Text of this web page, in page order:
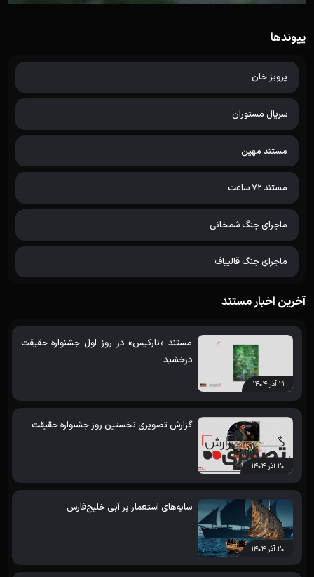
پیوندها
پرویز خان
سریال مستوران
مستند مهین
مستند 72 ساعت
ماجرای جنگ شمخانی
ماجرای جنگ قالیباف
آخرین اخبار مستند
۲۱ آذر ۱۴۰۴
مستند «نارکیس» در روز اول جشنواره حقیقت
درخشید
۲۰ آذر ۱۴۰۴
گزارش تصویری نخستین روز جشنواره حقیقت
۲۰ آذر ۱۴۰۴
سایه‌های استعمار بر آبی خلیج‌فارس